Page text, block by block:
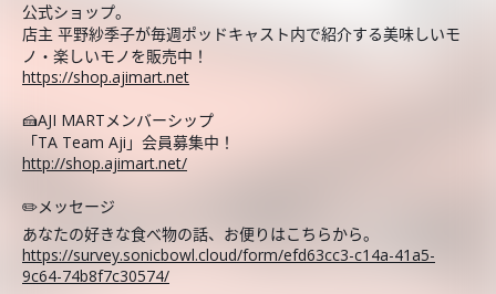
公式ショップ。
店主 平野紗季子が毎週ポッドキャスト内で紹介する美味しいモ
ノ・楽しいモノを販売中！
https://shop.ajimart.net
🍰AJI MARTメンバーシップ
「TA Team Aji」会員募集中！
http://shop.ajimart.net/
✏️メッセージ
あなたの好きな食べ物の話、お便りはこちらから。
https://survey.sonicbowl.cloud/form/efd63cc3-c14a-41a5-
9c64-74b8f7c30574/